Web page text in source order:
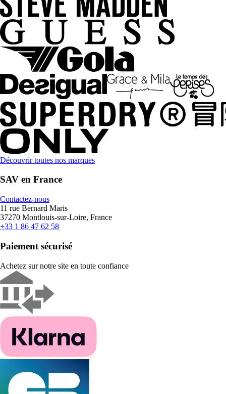
Découvrir toutes nos marques
SAV en France
Contactez-nous
11 rue Bernard Maris
37270 Montlouis-sur-Loire, France
+33 1 86 47 62 58
Paiement sécurisé
Achetez sur notre site en toute confiance